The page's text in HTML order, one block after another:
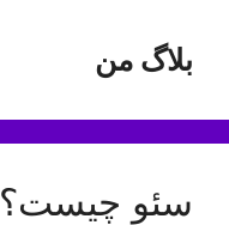
محتوابلاگ من
سئو چیست؟